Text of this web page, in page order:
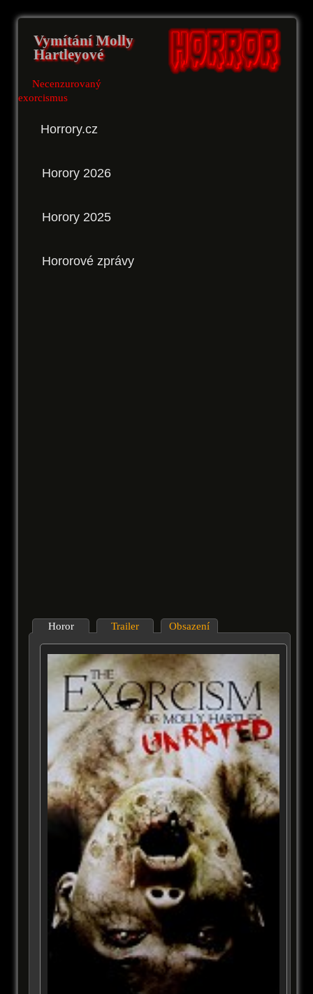
Vymítání Molly
Hartleyové
Necenzurovaný
exorcismus
Horrory.cz
Horory 2026
Horory 2025
Hororové zprávy
Horor Trailer Obsazení